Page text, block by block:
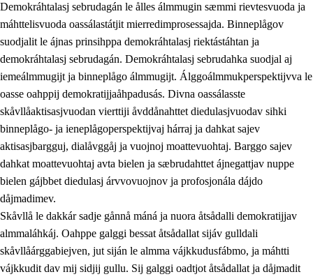
1.4 Dahkamávvo, berustibme ja diehtemvájnogisvuohta
1.5 Vieledus luonnduj ja birásdiedulasjvuohta
Demokratijja ja oassálasstem
Demokráhtalasj sebrudagán le ålles álmmugin sæmmi rievtesvuoda ja
máhttelisvuoda oassálastátjit mierredimprosessajda. Binneplågov
suodjalit le ájnas prinsihppa demokráhtalasj riektástáhtan ja
demokráhtalasj sebrudagán. Demokráhtalasj sebrudahka suodjal aj
iemeálmmugijt ja binneplågo álmmugijt. Álggoálmmukperspektijvva le
oasse oahppij demokratijjaåhpadusás. Divna oassálasste
skåvllåaktisasjvuodan vierttiji åvddånahttet diedulasjvuodav sihki
binneplågo- ja ieneplågoperspektijvaj hárraj ja dahkat sajev
aktisasjbargguj, dialåvggåj ja vuojnoj moattevuohtaj. Barggo sajev
dahkat moattevuohtaj avta bielen ja sæbrudahttet ájnegattjav nuppe
bielen gájbbet diedulasj árvvovuojnov ja profosjonála dájdo
dåjmadimev.
Skåvllå le dakkár sadje gånnå máná ja nuora åtsådalli demokratijjav
almmaláhkáj. Oahppe galggi bessat åtsådallat sijáv gulldali
skåvllåárggabiejven, jut siján le almma vájkkudusfábmo, ja máhtti
vájkkudit dav mij sidjij gullu. Sij galggi oadtjot åtsådallat ja dåjmadit